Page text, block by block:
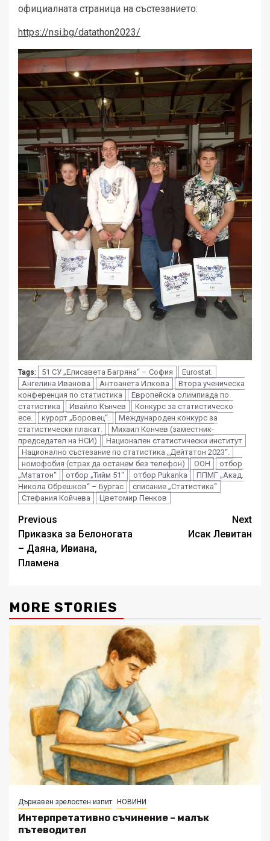
официалната страница на състезанието:
https://nsi.bg/datathon2023/
Tags: 51 СУ „Елисавета Багряна“ – София
Eurostat.
Ангелина Иванова
Антоанета Илкова
Втора ученическа
конференция по статистика
Европейска олимпиада по
статистика
Ивайло Кънчев
Конкурс за статистическо
есе.
курорт „Боровец“.
Международен конкурс за
статистически плакат.
Михаил Кончев (заместник-
председател на НСИ)
Национален статистически институт
Национално състезание по статистика „Дейтатон 2023“.
номофобия (страх да останем без телефон)
ООН
отбор
„Мататон“
отбор „Тийм 51“ отбор Pukanka
ППМГ „Акад.
Никола Обрешков“ – Бургас
списание „Статистика“
Стефания Койчева
Цветомир Пенков
Post
navigation
Previous
Приказка за Белоногата
– Даяна, Ивиана,
Пламена
Next
Исак Левитан
MORE STORIES
Държавен зрелостен изпит НОВИНИ
Интерпретативно съчинение – малък
пътеводител